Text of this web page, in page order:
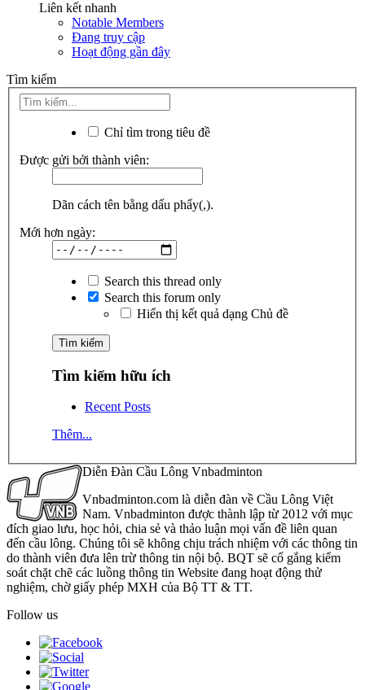
Liên kết nhanh
Notable Members
Đang truy cập
Hoạt động gần đây
Tìm kiếm
Chỉ tìm trong tiêu đề
Được gửi bởi thành viên:
Dãn cách tên bằng dấu phẩy(,).
Mới hơn ngày:
Search this thread only
Search this forum only
Hiển thị kết quả dạng Chủ đề
Tìm kiếm hữu ích
Recent Posts
Thêm...
Diễn Đàn Cầu Lông Vnbadminton
Vnbadminton.com là diễn đàn về Cầu Lông Việt
Nam. Vnbadminton được thành lập từ 2012 với mục
đích giao lưu, học hỏi, chia sẻ và thảo luận mọi vấn đề liên quan
đến cầu lông. Chúng tôi sẽ không chịu trách nhiệm với các thông tin
do thành viên đưa lên trừ thông tin nội bộ. BQT sẽ cố gắng kiểm
soát chặt chẽ các luồng thông tin Website đang hoạt động thử
nghiệm, chờ giấy phép MXH của Bộ TT & TT.
Follow us